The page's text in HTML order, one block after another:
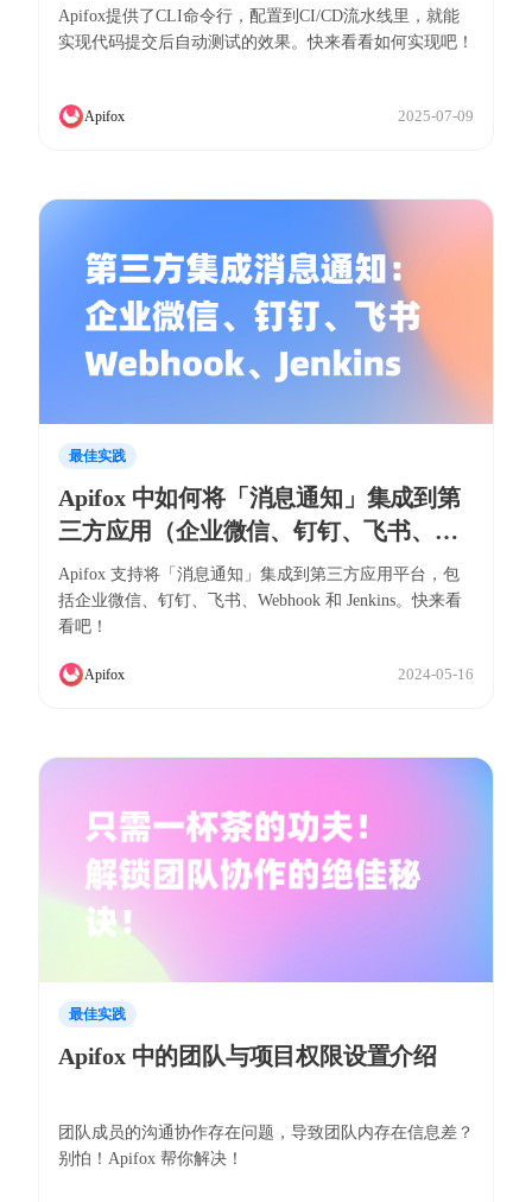
Apifox提供了CLI命令行，配置到CI/CD流水线里，就能
实现代码提交后自动测试的效果。快来看看如何实现吧！
Apifox 2025-07-09
最佳实践
Apifox 中如何将「消息通知」集成到第
三方应用（企业微信、钉钉、飞书、
Webhook、Jenkins）
Apifox 支持将「消息通知」集成到第三方应用平台，包
括企业微信、钉钉、飞书、Webhook 和 Jenkins。快来看
看吧！
Apifox 2024-05-16
最佳实践
Apifox 中的团队与项目权限设置介绍
团队成员的沟通协作存在问题，导致团队内存在信息差？
别怕！Apifox 帮你解决！